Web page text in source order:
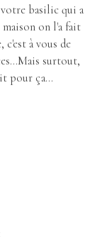
basilic qui a
on l'a fait
c'est à vous de
Mais surtout,
pour ça...